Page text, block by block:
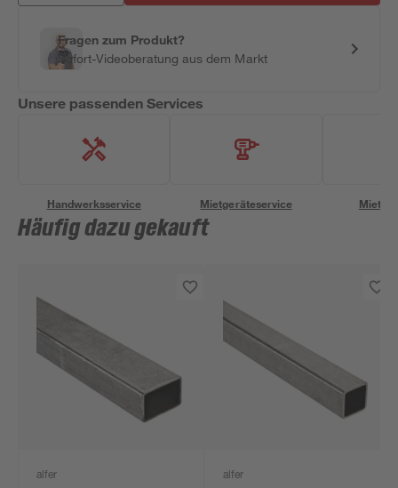
Fragen zum Produkt?
Sofort-Videoberatung aus dem Markt
Unsere passenden Services
Handwerksservice Mietgeräteservice
Häufig dazu gekauft
alfer alfer